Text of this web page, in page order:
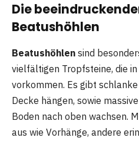
Die
Beatushöhlen
Beatushöhlen sind
vielfältigen Tropfsteine, die
vorkommen. Es gibt
Decke hängen, sowie
Boden nach oben wachsen.
aus wie Vorhänge, andere